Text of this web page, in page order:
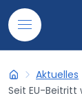
Auf Inhalt
Suche
Tschechien-
Aktuelles
Seit EU-